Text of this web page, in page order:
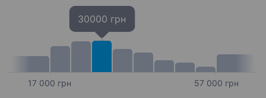
17 000 грн
30000 грн
57 000 грн